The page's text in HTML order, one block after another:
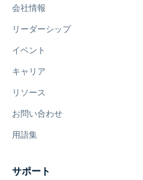
会社情報
リーダーシップ
イベント
キャリア
リソース
お問い合わせ
用語集
サポート